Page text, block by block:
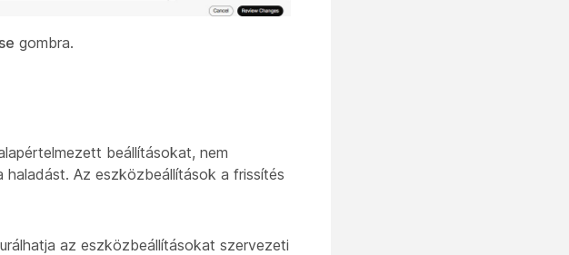
gombra.
beállításokat, nem
Az eszközbeállítások a frissítés
az eszközbeállításokat szervezeti